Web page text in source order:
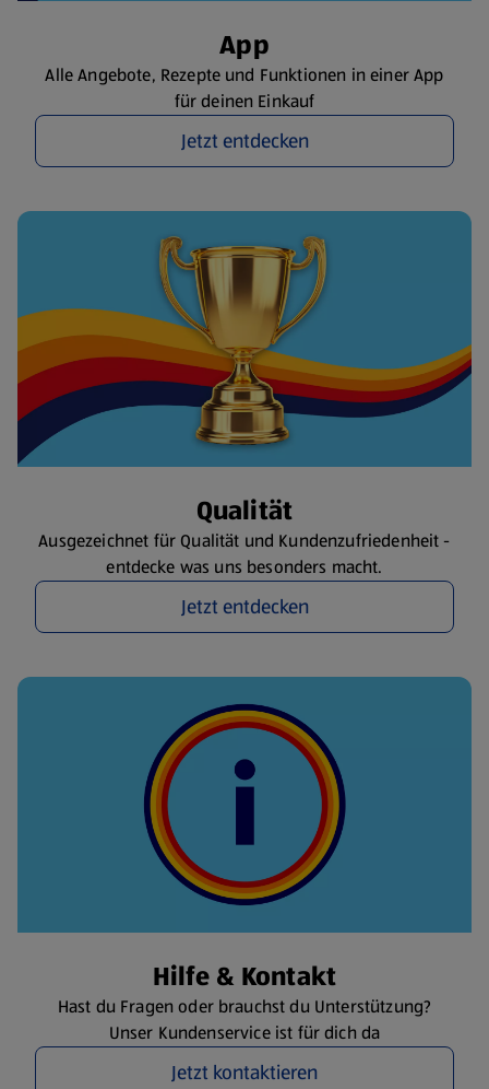
App
Alle Angebote, Rezepte und Funktionen in einer App
für deinen Einkauf
Jetzt entdecken
Qualität
Ausgezeichnet für Qualität und Kundenzufriedenheit -
entdecke was uns besonders macht.
Jetzt entdecken
Hilfe & Kontakt
Hast du Fragen oder brauchst du Unterstützung?
Unser Kundenservice ist für dich da
Jetzt kontaktieren